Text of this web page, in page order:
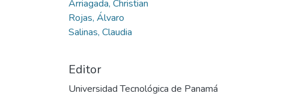
Arriagada, Christian
Rojas, Álvaro
Salinas, Claudia
Editor
Universidad Tecnológica de Panamá